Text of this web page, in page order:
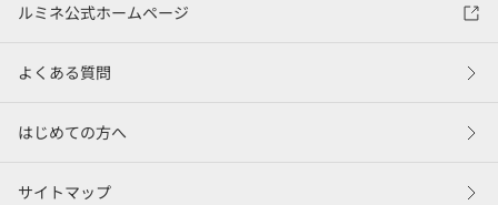
ルミネ公式ホームページ
よくある質問
はじめての方へ
サイトマップ